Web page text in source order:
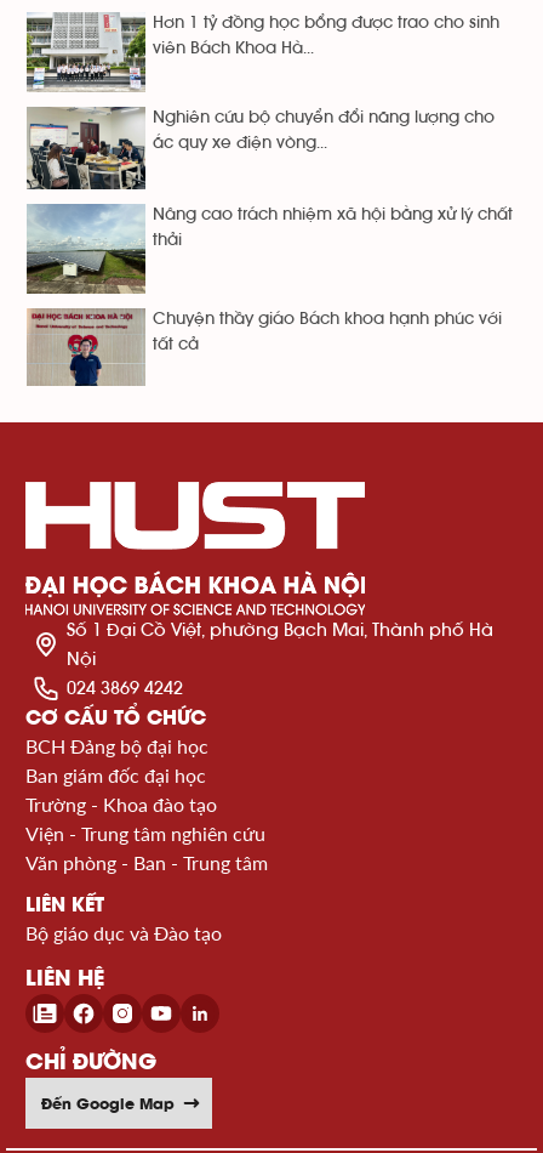
Hơn 1 tỷ đồng học bổng được trao cho sinh
viên Bách Khoa Hà...
Nghiên cứu bộ chuyển đổi năng lượng cho
ắc quy xe điện vòng...
Nâng cao trách nhiệm xã hội bằng xử lý chất
thải
Chuyện thầy giáo Bách khoa hạnh phúc với
tất cả
Số 1 Đại Cồ Việt, phường Bạch Mai, Thành phố Hà
Nội
024 3869 4242
CƠ CẤU TỔ CHỨC
BCH Đảng bộ đại học
Ban giám đốc đại học
Trường - Khoa đào tạo
Viện - Trung tâm nghiên cứu
Văn phòng - Ban - Trung tâm
LIÊN KẾT
Bộ giáo dục và Đào tạo
LIÊN HỆ
CHỈ ĐƯỜNG
Đến Google Map